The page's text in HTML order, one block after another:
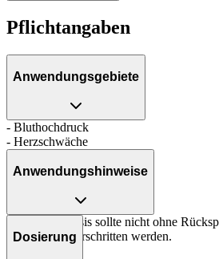
Pflichtangaben
Anwendungsgebiete
- Bluthochdruck
- Herzschwäche
Anwendungshinweise
Die Gesamtdosis sollte nicht ohne
Apotheker überschritten werden.
Dosierung